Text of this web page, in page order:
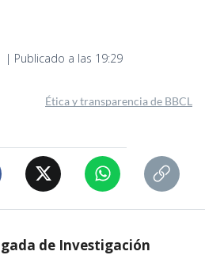
| Publicado a las 19:29
Ética y transparencia de BBCL
de Investigación